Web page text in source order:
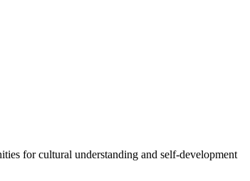
for cultural understanding and self-development